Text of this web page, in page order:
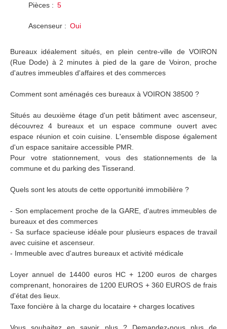
Pièces : 5
Ascenseur : Oui
Bureaux idéalement situés, en plein centre-ville de VOIRON
(Rue Dode) à 2 minutes à pied de la gare de Voiron, proche
d'autres immeubles d'affaires et des commerces
Comment sont aménagés ces bureaux à VOIRON 38500 ?
Situés au deuxième étage d'un petit bâtiment avec ascenseur,
découvrez 4 bureaux et un espace commune ouvert avec
espace réunion et coin cuisine. L'ensemble dispose également
d'un espace sanitaire accessible PMR.
Pour votre stationnement, vous des stationnements de la
commune et du parking des Tisserand.
Quels sont les atouts de cette opportunité immobilière ?
- Son emplacement proche de la GARE, d'autres immeubles de
bureaux et des commerces
- Sa surface spacieuse idéale pour plusieurs espaces de travail
avec cuisine et ascenseur.
- Immeuble avec d'autres bureaux et activité médicale
Loyer annuel de 14400 euros HC + 1200 euros de charges
comprenant, honoraires de 1200 EUROS + 360 EUROS de frais
d'état des lieux.
Taxe foncière à la charge du locataire + charges locatives
Vous souhaitez en savoir plus ? Demandez-nous plus de